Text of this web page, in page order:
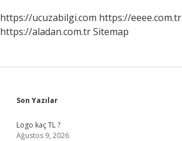
https://ucuzabilgi.com https://eeee.com.tr
https://aladan.com.trSitemap
Sidebar
Son Yazılar
Logo kaç TL ?
Ağustos 9, 2026